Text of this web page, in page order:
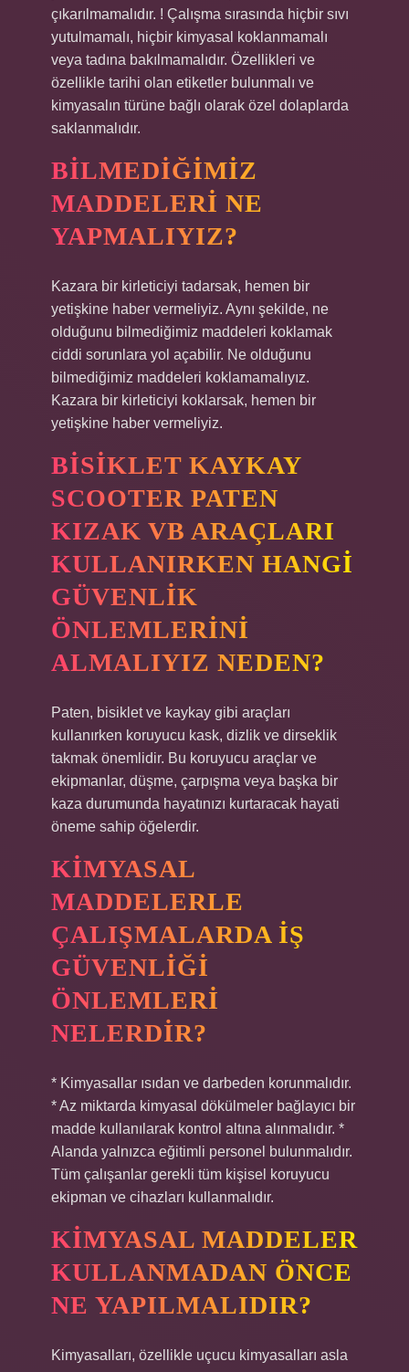
çıkarılmamalıdır. ! Çalışma sırasında hiçbir sıvı
yutulmamalı, hiçbir kimyasal koklanmamalı
veya tadına bakılmamalıdır. Özellikleri ve
özellikle tarihi olan etiketler bulunmalı ve
kimyasalın türüne bağlı olarak özel dolaplarda
saklanmalıdır.
BILMEDIĞIMIZ
MADDELERI NE
YAPMALIYIZ?
Kazara bir kirleticiyi tadarsak, hemen bir
yetişkine haber vermeliyiz. Aynı şekilde, ne
olduğunu bilmediğimiz maddeleri koklamak
ciddi sorunlara yol açabilir. Ne olduğunu
bilmediğimiz maddeleri koklamamalıyız.
Kazara bir kirleticiyi koklarsak, hemen bir
yetişkine haber vermeliyiz.
BISIKLET KAYKAY
SCOOTER PATEN
KIZAK VB ARAÇLARI
KULLANIRKEN HANGI
GÜVENLIK
ÖNLEMLERINI
ALMALIYIZ NEDEN?
Paten, bisiklet ve kaykay gibi araçları
kullanırken koruyucu kask, dizlik ve dirseklik
takmak önemlidir. Bu koruyucu araçlar ve
ekipmanlar, düşme, çarpışma veya başka bir
kaza durumunda hayatınızı kurtaracak hayati
öneme sahip öğelerdir.
KIMYASAL
MADDELERLE
ÇALIŞMALARDA IŞ
GÜVENLIĞI
ÖNLEMLERI
NELERDIR?
* Kimyasallar ısıdan ve darbeden korunmalıdır.
* Az miktarda kimyasal dökülmeler bağlayıcı bir
madde kullanılarak kontrol altına alınmalıdır. *
Alanda yalnızca eğitimli personel bulunmalıdır.
Tüm çalışanlar gerekli tüm kişisel koruyucu
ekipman ve cihazları kullanmalıdır.
KIMYASAL MADDELER
KULLANMADAN ÖNCE
NE YAPILMALIDIR?
Kimyasalları, özellikle uçucu kimyasalları asla